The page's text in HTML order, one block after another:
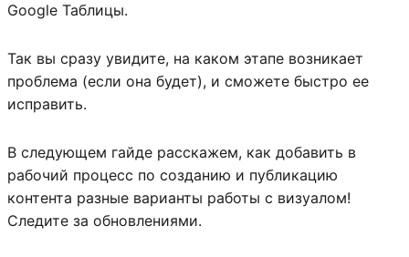
Google Таблицы.
Так вы сразу увидите, на каком этапе возникает
проблема (если она будет), и сможете быстро ее
исправить.
В следующем гайде расскажем, как добавить в
рабочий процесс по созданию и публикацию
контента разные варианты работы с визуалом!
Следите за обновлениями.